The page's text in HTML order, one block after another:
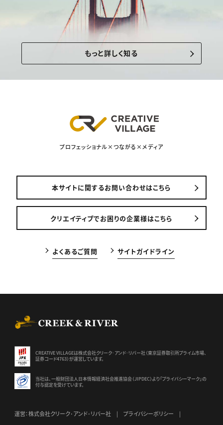
もっと詳しく知る
プロフェッショナル×つながる×メディア
本サイトに関するお問い合わせはこちら
クリエイティブでお困りの企業様はこちら
よくあるご質問 サイトガイドライン
CREATIVE VILLAGEは株式会社クリーク･アンド･リバー社（東京証券取引所プライム市場、
証券コード4763）が運営しています。
当社は、一般財団法人日本情報経済社会推進協会（JIPDEC）より 「プライバシーマーク」の
付与認定を受けています。
運営：株式会社クリーク･アンド･リバー社
プライバシーポリシー